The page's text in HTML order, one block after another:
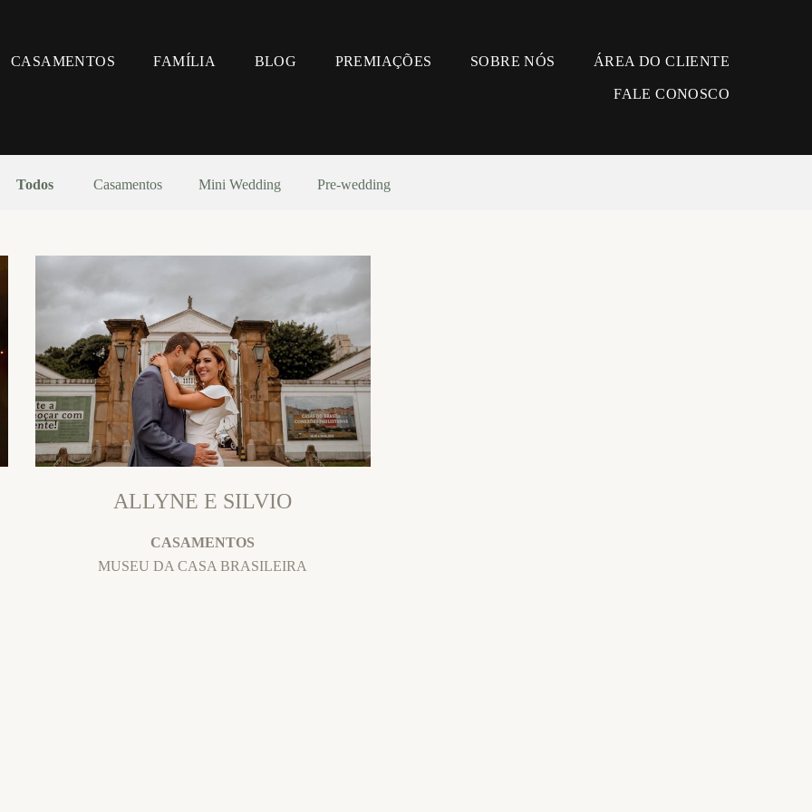
CASAMENTOS FAMÍLIA BLOG PREMIAÇÕES SOBRE NÓS ÁREA DO CLIENTE
FALE CONOSCO
Todos Casamentos Mini Wedding Pre-wedding
ALLYNE E SILVIO
CASAMENTOS
MUSEU DA CASA BRASILEIRA